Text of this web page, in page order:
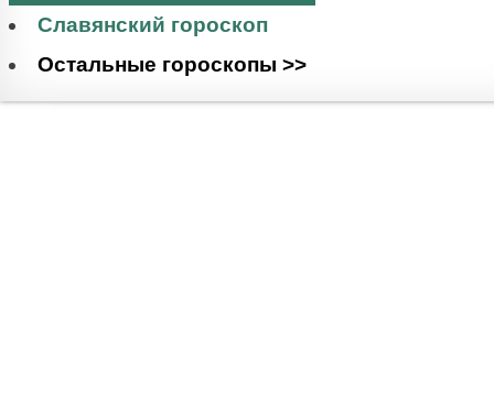
Славянский гороскоп
Остальные гороскопы >>